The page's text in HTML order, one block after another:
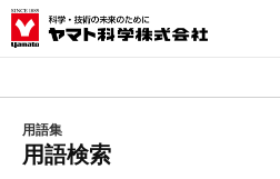
測定試料に対する各波長と測定値（透
曲線。
用語集
用語検索